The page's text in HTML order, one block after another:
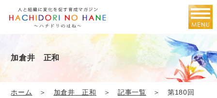
加倉井 正和
ホーム ＞ 加倉井 正和 ＞ 記事一覧 ＞ 第180回